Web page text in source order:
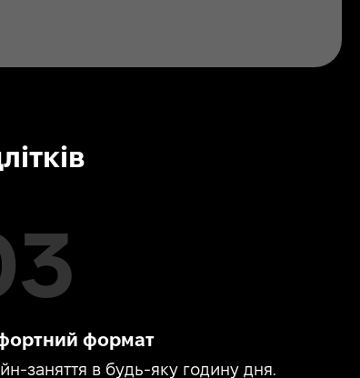
формат
заняття в будь-яку годину дня.